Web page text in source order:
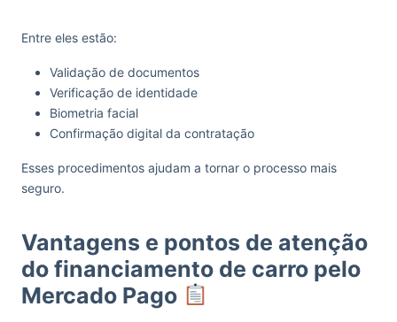
Entre eles estão:
Validação de documentos
Verificação de identidade
Biometria facial
Confirmação digital da contratação
Esses procedimentos ajudam a tornar o processo mais
seguro.
Vantagens e pontos de atenção
do financiamento de carro pelo
Mercado Pago